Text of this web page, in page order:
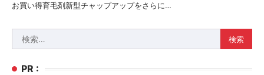
お買い得育毛剤新型チャップアップをさらに…
索:
PR :